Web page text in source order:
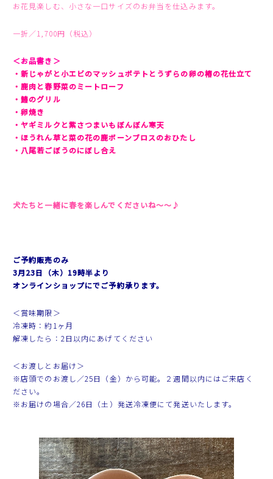
お花見楽しむ、小さな一口サイズのお弁当を仕込みます。
一折／1,700円（税込）
＜お品書き＞
・新じゃがと小エビのマッシュポテトとうずらの卵の椿の花仕立て
・鹿肉と春野菜のミートローフ
・鰆のグリル
・卵焼き
・ヤギミルクと紫さつまいもぼんぼん寒天
・ほうれん草と菜の花の鹿ボーンブロスのおひたし
・八尾若ごぼうのにぼし合え
犬たちと一緒に春を楽しんでくださいね〜〜♪
ご予約販売のみ
3月23日（木）19時半より
オンラインショップにでご予約承ります。
＜賞味期限＞
冷凍時：約1ヶ月
解凍したら：2日以内にあげてください
＜お渡しとお届け＞
※店頭でのお渡し／25日（金）から可能。２週間以内にはご来店く
ださい。
※お届けの場合／26日（土）発送冷凍便にて発送いたします。